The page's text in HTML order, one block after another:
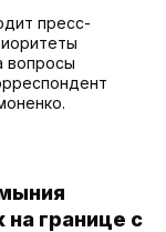
пресс-
вопросы
на границе с